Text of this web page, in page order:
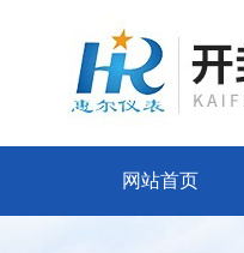
网站首页